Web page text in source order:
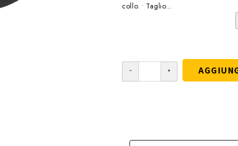
collo. • Taglio...